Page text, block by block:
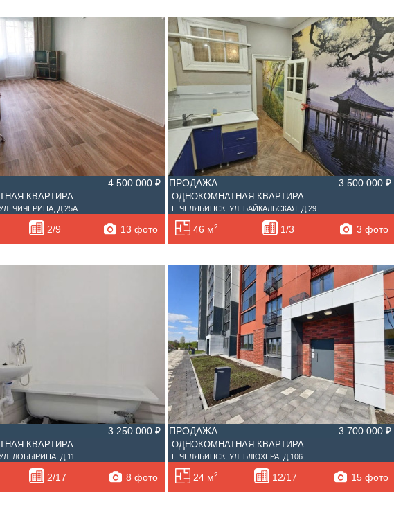
4 500 000 ₽
КВАРТИРА
ЧИЧЕРИНА, Д.25А
2/9 13 фото
ПРОДАЖА 3 500 000 ₽
ОДНОКОМНАТНАЯ КВАРТИРА
Г. ЧЕЛЯБИНСК, УЛ. БАЙКАЛЬСКАЯ, Д.29
46 м2 1/3 3 фото
3 250 000 ₽
КВАРТИРА
ЛОБЫРИНА, Д.11
2/17 8 фото
ПРОДАЖА 3 700 000 ₽
ОДНОКОМНАТНАЯ КВАРТИРА
Г. ЧЕЛЯБИНСК, УЛ. БЛЮХЕРА, Д.106
24 м2 12/17 15 фото